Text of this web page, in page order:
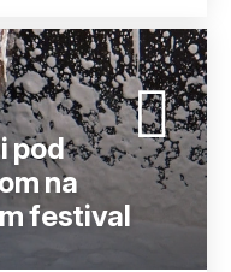
pod
na
festival